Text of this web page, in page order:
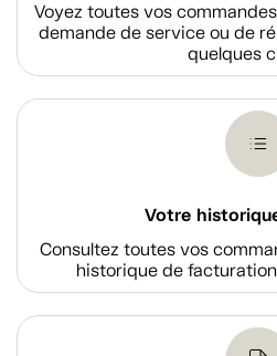
Voyez toutes vos
demande de service ou de
quelques
Votre
Consultez toutes vos
historique de